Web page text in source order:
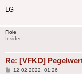
LG
Flole
Insider
Re: [VFKD]
Beitrag
12.02.2022, 01:26